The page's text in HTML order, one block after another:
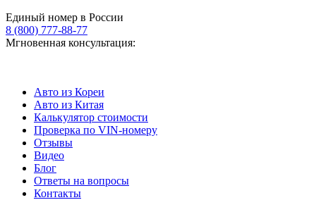
Единый номер в России
8 (800) 777-88-77
Мгновенная консультация:
Авто из Кореи
Авто из Китая
Калькулятор стоимости
Проверка по VIN-номеру
Отзывы
Видео
Блог
Ответы на вопросы
Контакты